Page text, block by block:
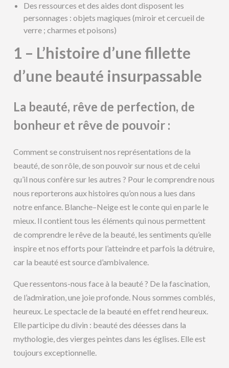
Des ressources et des aides dont disposent les
personnages : objets magiques (miroir et cercueil de
verre ; charmes et poisons)
1 – L’histoire d’une fillette
d’une beauté insurpassable
La beauté, rêve de perfection, de
bonheur et rêve de pouvoir :
Comment se construisent nos représentations de la
beauté, de son rôle, de son pouvoir sur nous et de celui
qu’il nous confère sur les autres ? Pour le comprendre nous
nous reporterons aux histoires qu’on nous a lues dans
notre enfance. Blanche–Neige est le conte qui en parle le
mieux. Il contient tous les éléments qui nous permettent
de comprendre le rêve de la beauté, les sentiments qu’elle
inspire et nos efforts pour l’atteindre et parfois la détruire,
car la beauté est source d’ambivalence.
Que ressentons-nous face à la beauté ? De la fascination,
de l’admiration, une joie profonde. Nous sommes comblés,
heureux. Le spectacle de la beauté en effet rend heureux.
Elle participe du divin : beauté des déesses dans la
mythologie, des vierges peintes dans les églises. Elle est
toujours exceptionnelle.